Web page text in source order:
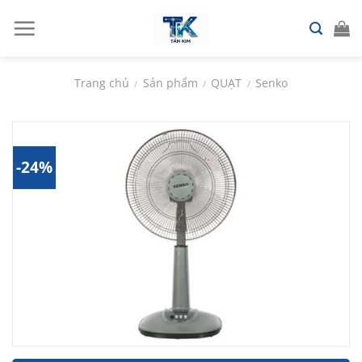
đến
Trang chủ / Sản phẩm / QUẠT / Senko
-24%